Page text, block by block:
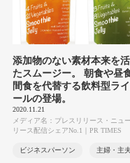
添加物のない素材本来を
たスムージー。 朝食や昼食
間食を代替する飲料型ラ
ールの登場。
2020.11.21
メディア名：プレスリリース・ニュ
リース配信シェアNo.1｜PR TIMES
ビジネスパーソン 主婦・主